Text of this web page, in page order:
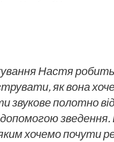
Настя
як вона
звукове полотно
хочемо почути